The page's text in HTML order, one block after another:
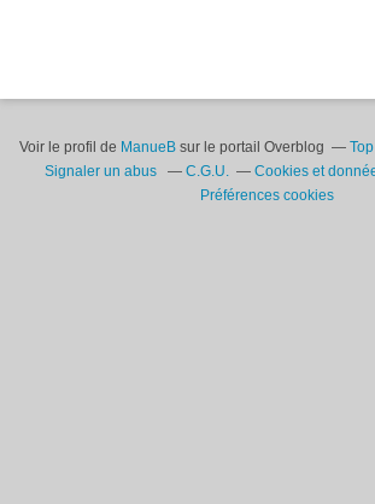
Voir le profil de ManueBsur le portail Overblog
Signaler un abus
C.G.U.
Cookies et
Préférences cookies